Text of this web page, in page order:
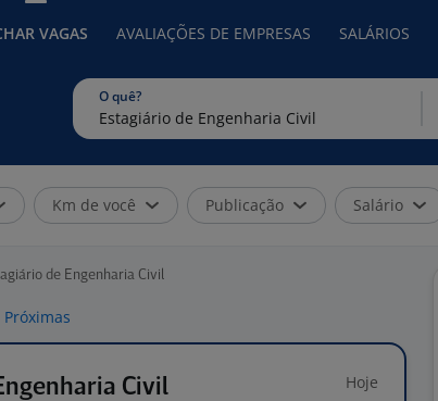
VAGAS AVALIAÇÕES DE EMPRESAS SALÁRIOS
O quê?
Km de você Publicação Salário
de Engenharia Civil
Próximas
Civil Hoje